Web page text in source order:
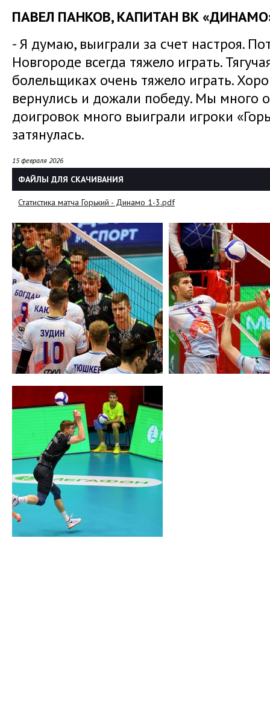
ПАВЕЛ ПАНКОВ, КАПИТАН ВК
- Я думаю, выиграли за счет настроя.
Новгороде всегда тяжело играть.
болельщиках очень тяжело играть.
вернулись и дожали победу. Мы много
доигровок много выиграли игроки
затянулась.
15 февраля 2026
ФАЙЛЫ ДЛЯ СКАЧИВАНИЯ
Статистика матча Горький - Динамо 1-3.pdf